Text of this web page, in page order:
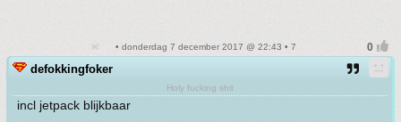
• donderdag 7 december 2017 @ 22:43 • 7
defokkingfoker
Holy fucking shit
incl jetpack blijkbaar